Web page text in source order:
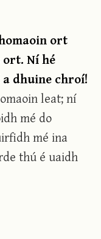
ort
Ní hé
dhuine chroí!
leat; ní
mé do
mé ina
thú é uaidh